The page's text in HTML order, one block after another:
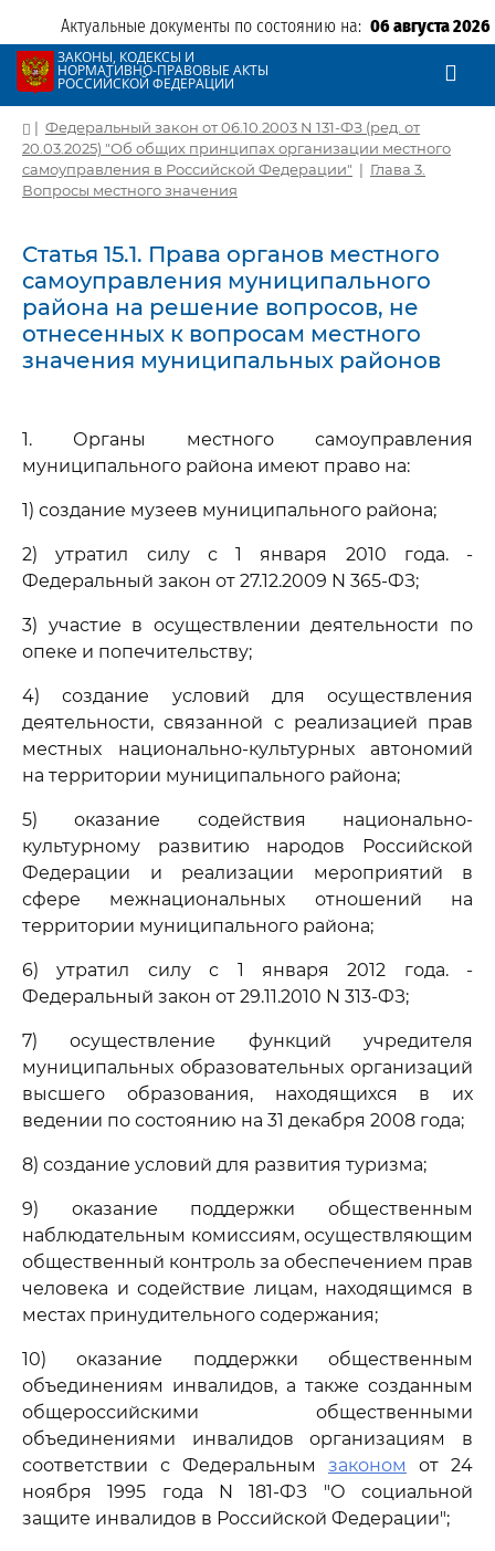
Актуальные документы по состоянию на: 06 августа 2026
ЗАКОНЫ, КОДЕКСЫ И
НОРМАТИВНО-ПРАВОВЫЕ АКТЫ
РОССИЙСКОЙ ФЕДЕРАЦИИ
| Федеральный закон от 06.10.2003 N 131-ФЗ (ред. от
20.03.2025) "Об общих принципах организации местного
самоуправления в Российской Федерации" | Глава 3.
Вопросы местного значения
Статья 15.1. Права органов местного
самоуправления муниципального
района на решение вопросов, не
отнесенных к вопросам местного
значения муниципальных районов
1. Органы местного самоуправления
муниципального района имеют право на:
1) создание музеев муниципального района;
2) утратил силу с 1 января 2010 года. -
Федеральный закон от 27.12.2009 N 365-ФЗ;
3) участие в осуществлении деятельности по
опеке и попечительству;
4) создание условий для осуществления
деятельности, связанной с реализацией прав
местных национально-культурных автономий
на территории муниципального района;
5) оказание содействия национально-
культурному развитию народов Российской
Федерации и реализации мероприятий в
сфере межнациональных отношений на
территории муниципального района;
6) утратил силу с 1 января 2012 года. -
Федеральный закон от 29.11.2010 N 313-ФЗ;
7) осуществление функций учредителя
муниципальных образовательных организаций
высшего образования, находящихся в их
ведении по состоянию на 31 декабря 2008 года;
8) создание условий для развития туризма;
9) оказание поддержки общественным
наблюдательным комиссиям, осуществляющим
общественный контроль за обеспечением прав
человека и содействие лицам, находящимся в
местах принудительного содержания;
10) оказание поддержки общественным
объединениям инвалидов, а также созданным
общероссийскими общественными
объединениями инвалидов организациям в
соответствии с Федеральным законом
от 24
ноября 1995 года N 181-ФЗ "О социальной
защите инвалидов в Российской Федерации";